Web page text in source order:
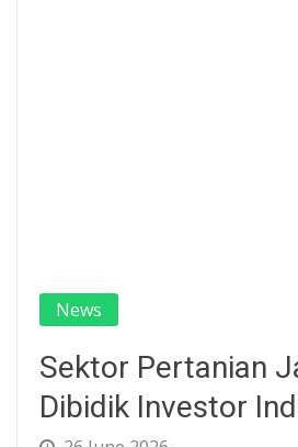
News
Sektor Pertanian
Dibidik Investor